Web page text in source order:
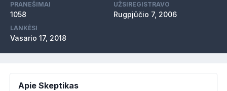
PRANEŠIMAI
1058
UŽSIREGISTRAVO
Rugpjūčio 7, 2006
LANKĖSI
Vasario 17, 2018
Apie Skeptikas